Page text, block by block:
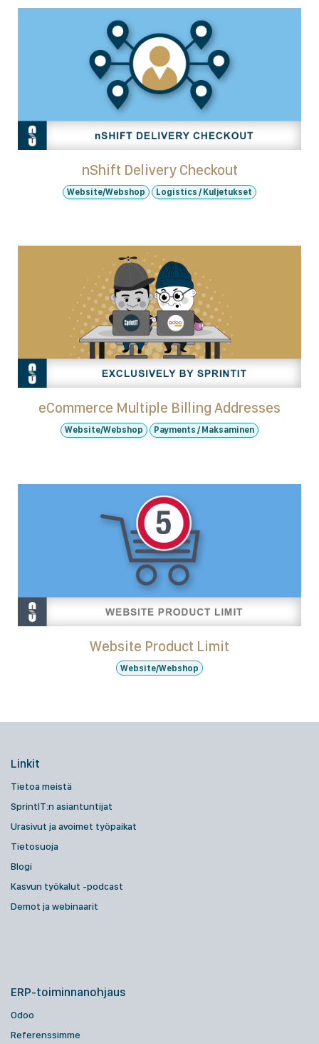
nShift Delivery Checkout
Website/Webshop Logistics / Kuljetukset
eCommerce Multiple Billing Addresses
Website/Webshop Payments / Maksaminen
Website Product Limit
Website/Webshop
Linkit
Tietoa meistä
SprintIT:n asiantuntijat
Urasivut ja avoimet työpaikat
Tietosuoja
Blogi
Kasvun työkalut -podcast
Demot ja webinaarit
ERP-toiminnanohjaus
Odoo
Referenssimme